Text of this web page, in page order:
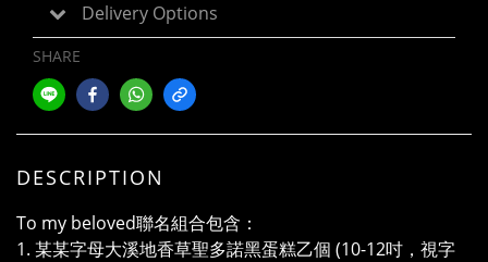
Delivery Options
SHARE
DESCRIPTION
To my beloved聯名組合包含：
1. 某某字母大溪地香草聖多諾黑蛋糕乙個 (10-12吋，視字